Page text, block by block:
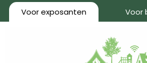
Voor exposanten Voor